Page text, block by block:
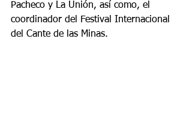
Pacheco y La Unión, así como, el
coordinador del Festival Internacional
del Cante de las Minas.